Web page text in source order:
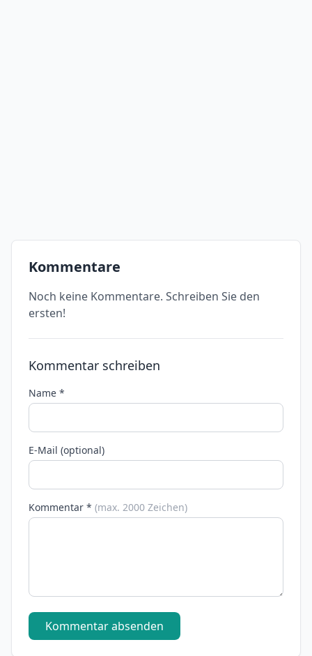
Kommentare
Noch keine Kommentare. Schreiben Sie den
ersten!
Kommentar schreiben
Name *
E-Mail (optional)
Kommentar * (max. 2000 Zeichen)
Kommentar absenden